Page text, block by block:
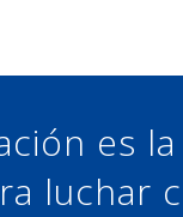
es
luchar